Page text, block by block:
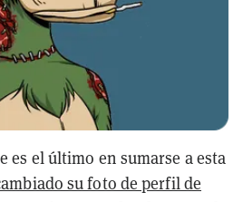
es el último en sumarse a esta
su foto de perfil de